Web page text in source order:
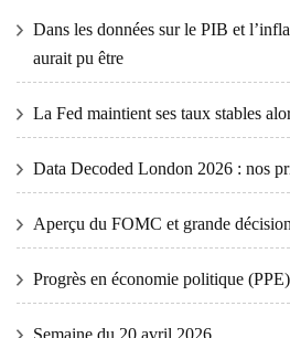
Dans les données sur le PIB et
aurait pu être
La Fed maintient ses taux stables
Data Decoded London 2026 : nos
Aperçu du FOMC et grande
Progrès en économie politique (PPE)